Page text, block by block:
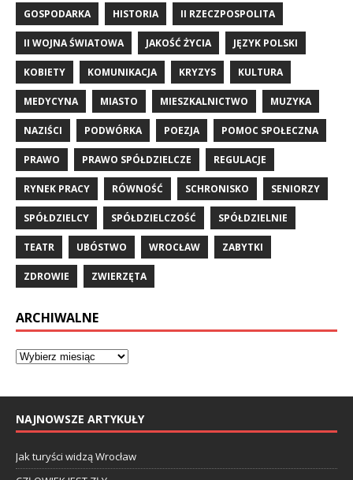
GOSPODARKA HISTORIA II RZECZPOSPOLITA
II WOJNA ŚWIATOWA JAKOŚĆ ŻYCIA JĘZYK POLSKI
KOBIETY KOMUNIKACJA KRYZYS KULTURA
MEDYCYNA MIASTO MIESZKALNICTWO MUZYKA
NAZIŚCI PODWÓRKA POEZJA POMOC SPOŁECZNA
PRAWO PRAWO SPÓŁDZIELCZE REGULACJE
RYNEK PRACY RÓWNOŚĆ SCHRONISKO SENIORZY
SPÓŁDZIELCY SPÓŁDZIELCZOŚĆ SPÓŁDZIELNIE
TEATR UBÓSTWO WROCŁAW ZABYTKI
ZDROWIE ZWIERZĘTA
ARCHIWALNE
NAJNOWSZE ARTYKUŁY
Jak turyści widzą Wrocław